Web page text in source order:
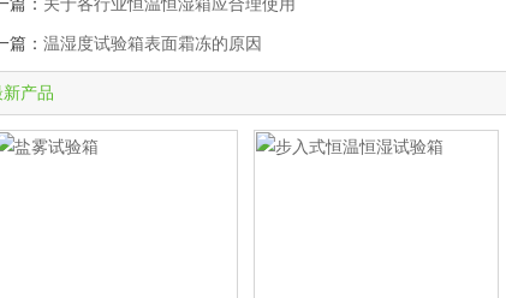
篇： 关于各行业恒温恒湿箱应合理使用
篇： 温湿度试验箱表面霜冻的原因
新产品